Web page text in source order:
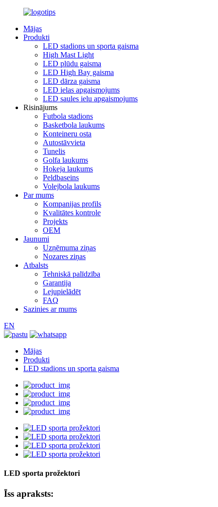
Mājas
Produkti
LED stadions un sporta gaisma
High Mast Light
LED plūdu gaisma
LED High Bay gaisma
LED dārza gaisma
LED ielas apgaismojums
LED saules ielu apgaismojums
Risinājums
Futbola stadions
Basketbola laukums
Konteineru osta
Autostāvvieta
Tunelis
Golfa laukums
Hokeja laukums
Peldbaseins
Volejbola laukums
Par mums
Kompanijas profils
Kvalitātes kontrole
Projekts
OEM
Jaunumi
Uzņēmuma ziņas
Nozares ziņas
Atbalsts
Tehniskā palīdzība
Garantija
Lejupielādēt
FAQ
Sazinies ar mums
EN
Mājas
Produkti
LED stadions un sporta gaisma
LED sporta prožektori
Īss apraksts: